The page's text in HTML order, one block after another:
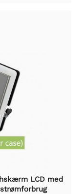
LCD med